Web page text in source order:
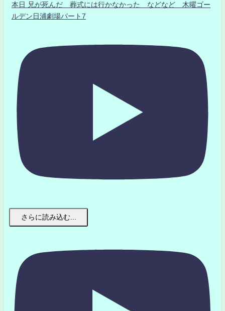
本日 兄が死んだ 葬式には行かなかった などなど 木曜ゴー
ルデン日浦劇場パート7
さらに読み込む...